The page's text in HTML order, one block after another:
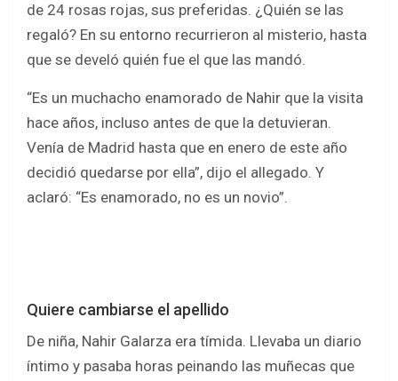
de 24 rosas rojas, sus preferidas. ¿Quién se las
regaló? En su entorno recurrieron al misterio, hasta
que se develó quién fue el que las mandó.
“Es un muchacho enamorado de Nahir que la visita
hace años, incluso antes de que la detuvieran.
Venía de Madrid hasta que en enero de este año
decidió quedarse por ella”, dijo el allegado. Y
aclaró: “Es enamorado, no es un novio”.
Quiere cambiarse el apellido
De niña, Nahir Galarza era tímida. Llevaba un diario
íntimo y pasaba horas peinando las muñecas que